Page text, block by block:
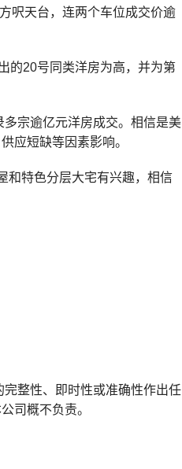
呎天台，连两个车位成交价逾
的20号同类洋房为高，并为第
宗逾亿元洋房成交。相信是美
应短缺等因素影响。
和特色分层大宅有兴趣，相信
整性、即时性或准确性作出任
司概不负责。